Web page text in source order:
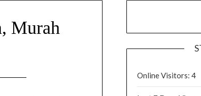
Murah
Online Visitors: 4